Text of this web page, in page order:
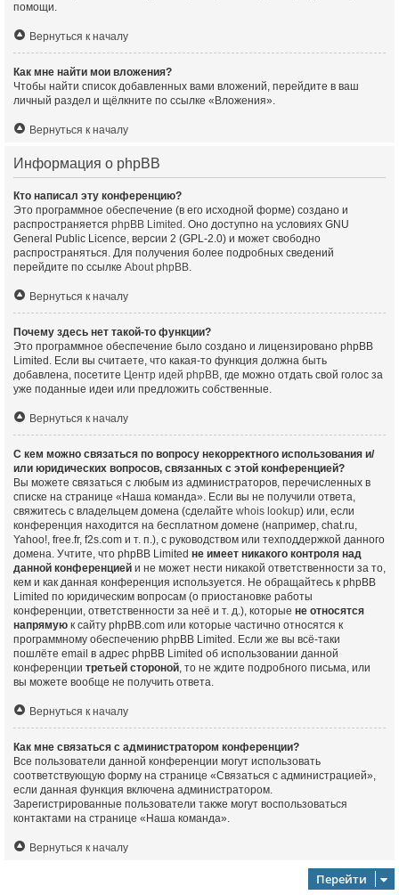
помощи.
Вернуться к началу
Как мне найти мои вложения?
Чтобы найти список добавленных вами вложений, перейдите в ваш
личный раздел и щёлкните по ссылке «Вложения».
Вернуться к началу
Информация о phpBB
Кто написал эту конференцию?
Это программное обеспечение (в его исходной форме) создано и
распространяется phpBB Limited . Оно доступно на условиях GNU
General Public Licence, версии 2 (GPL-2.0) и может свободно
распространяться. Для получения более подробных сведений
перейдите по ссылке About phpBB.
Вернуться к началу
Почему здесь нет такой-то функции?
Это программное обеспечение было создано и лицензировано phpBB
Limited. Если вы считаете, что какая-то функция должна быть
добавлена, посетите Центр идей phpBB, где можно отдать свой голос за
уже поданные идеи или предложить собственные.
Вернуться к началу
С кем можно связаться по вопросу некорректного использования и/
или юридических вопросов, связанных с этой конференцией?
Вы можете связаться с любым из администраторов, перечисленных в
списке на странице «Наша команда». Если вы не получили ответа,
свяжитесь с владельцем домена (сделайте whois lookup) или, если
конференция находится на бесплатном домене (например, chat.ru,
Yahoo!, free.fr, f2s.com и т. п.), с руководством или техподдержкой данного
домена. Учтите, что phpBB Limited не имеет никакого контроля над
данной конференцией и не может нести никакой ответственности за то,
кем и как данная конференция используется. Не обращайтесь к phpBB
Limited по юридическим вопросам (о приостановке работы
конференции, ответственности за неё и т. д.), которые не относятся
напрямую к сайту phpBB.com или которые частично относятся к
программному обеспечению phpBB Limited. Если же вы всё-таки
пошлёте email в адрес phpBB Limited об использовании данной
конференции третьей стороной, то не ждите подробного письма, или
вы можете вообще не получить ответа.
Вернуться к началу
Как мне связаться с администратором конференции?
Все пользователи данной конференции могут использовать
соответствующую форму на странице «Связаться с администрацией»,
если данная функция включена администратором.
Зарегистрированные пользователи также могут воспользоваться
контактами на странице «Наша команда».
Вернуться к началу
Перейти